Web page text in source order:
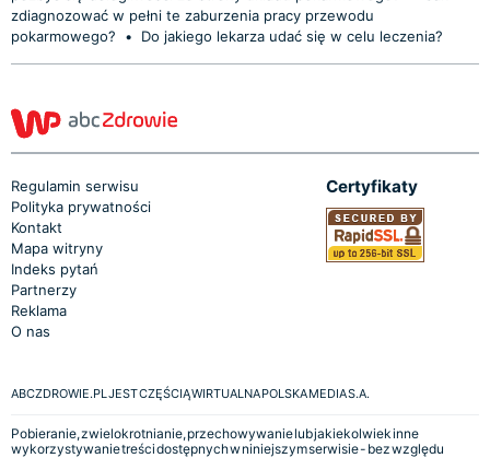
zdiagnozować w pełni te zaburzenia pracy przewodu
pokarmowego?
• Do jakiego lekarza udać się w celu leczenia?
Regulamin serwisu
Polityka prywatności
Kontakt
Mapa witryny
Indeks pytań
Partnerzy
Reklama
O nas
Certyfikaty
ABCZDROWIE.PL JEST CZĘŚCIĄ WIRTUALNA POLSKA MEDIA S.A.
Pobieranie, zwielokrotnianie, przechowywanie lub jakiekolwiek inne
wykorzystywanie treści dostępnych w niniejszym serwisie - bez względu